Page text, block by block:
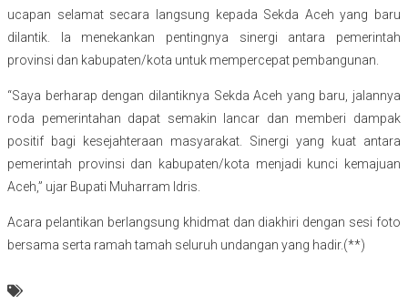
ucapan selamat secara langsung kepada Sekda Aceh yang baru
dilantik. Ia menekankan pentingnya sinergi antara pemerintah
provinsi dan kabupaten/kota untuk mempercepat pembangunan.
“Saya berharap dengan dilantiknya Sekda Aceh yang baru, jalannya
roda pemerintahan dapat semakin lancar dan memberi dampak
positif bagi kesejahteraan masyarakat. Sinergi yang kuat antara
pemerintah provinsi dan kabupaten/kota menjadi kunci kemajuan
Aceh,” ujar Bupati Muharram Idris.
Acara pelantikan berlangsung khidmat dan diakhiri dengan sesi foto
bersama serta ramah tamah seluruh undangan yang hadir.(**)